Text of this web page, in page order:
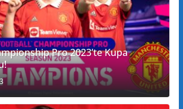
Pro 2023’te Kupa